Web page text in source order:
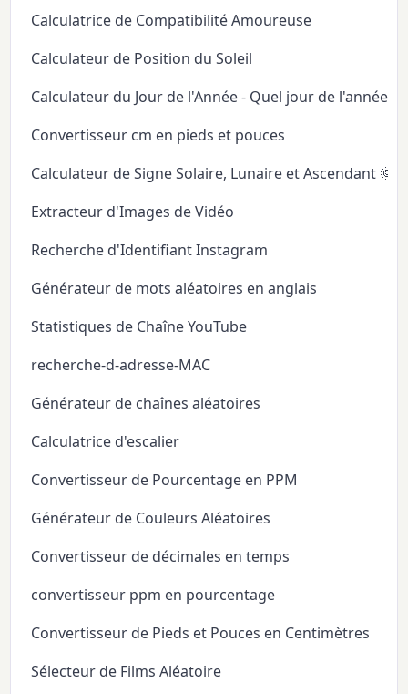
Calculatrice de Compatibilité Amoureuse
Calculateur de Position du Soleil
Calculateur du Jour de l'Année - Quel jour de l'année
Convertisseur cm en pieds et pouces
Calculateur de Signe Solaire, Lunaire et Ascendant
Extracteur d'Images de Vidéo
Recherche d'Identifiant Instagram
Générateur de mots aléatoires en anglais
Statistiques de Chaîne YouTube
recherche-d-adresse-MAC
Générateur de chaînes aléatoires
Calculatrice d'escalier
Convertisseur de Pourcentage en PPM
Générateur de Couleurs Aléatoires
Convertisseur de décimales en temps
convertisseur ppm en pourcentage
Convertisseur de Pieds et Pouces en Centimètres
Sélecteur de Films Aléatoire